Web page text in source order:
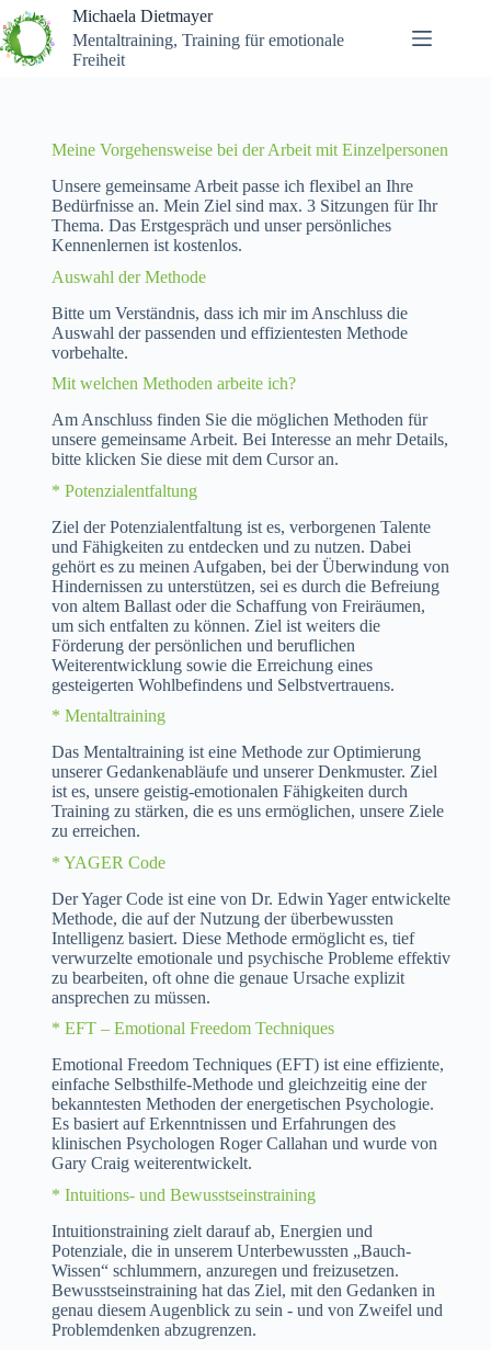
Michaela Dietmayer
Mentaltraining, Training für emotionale
Freiheit
Meine Vorgehensweise bei der Arbeit mit Einzelpersonen
Unsere gemeinsame Arbeit passe ich flexibel an Ihre
Bedürfnisse an. Mein Ziel sind max. 3 Sitzungen für Ihr
Thema. Das Erstgespräch und unser persönliches
Kennenlernen ist kostenlos.
Auswahl der Methode
Bitte um Verständnis, dass ich mir im Anschluss die
Auswahl der passenden und effizientesten Methode
vorbehalte.
Mit welchen Methoden arbeite ich?
Am Anschluss finden Sie die möglichen Methoden für
unsere gemeinsame Arbeit. Bei Interesse an mehr Details,
bitte klicken Sie diese mit dem Cursor an.
* Potenzialentfaltung
Ziel der Potenzialentfaltung ist es, verborgenen Talente
und Fähigkeiten zu entdecken und zu nutzen. Dabei
gehört es zu meinen Aufgaben, bei der Überwindung von
Hindernissen zu unterstützen, sei es durch die Befreiung
von altem Ballast oder die Schaffung von Freiräumen,
um sich entfalten zu können. Ziel ist weiters die
Förderung der persönlichen und beruflichen
Weiterentwicklung sowie die Erreichung eines
gesteigerten Wohlbefindens und Selbstvertrauens.
* Mentaltraining
Das Mentaltraining ist eine Methode zur Optimierung
unserer Gedankenabläufe und unserer Denkmuster. Ziel
ist es, unsere geistig-emotionalen Fähigkeiten durch
Training zu stärken, die es uns ermöglichen, unsere Ziele
zu erreichen.
* YAGER Code
Der Yager Code ist eine von Dr. Edwin Yager entwickelte
Methode, die auf der Nutzung der überbewussten
Intelligenz basiert. Diese Methode ermöglicht es, tief
verwurzelte emotionale und psychische Probleme effektiv
zu bearbeiten, oft ohne die genaue Ursache explizit
ansprechen zu müssen.
* EFT – Emotional Freedom Techniques
Emotional Freedom Techniques (EFT) ist eine effiziente,
einfache Selbsthilfe-Methode und gleichzeitig eine der
bekanntesten Methoden der energetischen Psychologie.
Es basiert auf Erkenntnissen und Erfahrungen des
klinischen Psychologen Roger Callahan und wurde von
Gary Craig weiterentwickelt.
* Intuitions- und Bewusstseinstraining
Intuitionstraining zielt darauf ab, Energien und
Potenziale, die in unserem Unterbewussten „Bauch-
Wissen“ schlummern, anzuregen und freizusetzen.
Bewusstseinstraining hat das Ziel, mit den Gedanken in
genau diesem Augenblick zu sein - und von Zweifel und
Problemdenken abzugrenzen.